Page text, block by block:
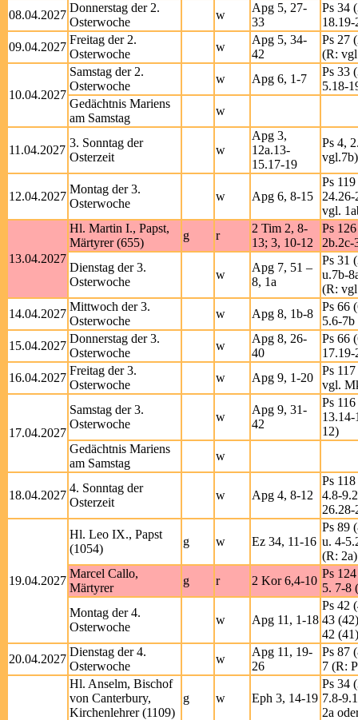
08.04.2027
Donnerstag der 2.
Osterwoche
w
Apg 5, 27-
33
Ps 34
09.04.2027
Freitag der 2.
Osterwoche
w
Apg 5, 34-
42
Ps 27
(R:
10.04.2027
Samstag der 2.
Osterwoche
w Apg 6, 1-7
Ps 33
5.18-
Gedächtnis Mariens
am Samstag
w
11.04.2027
3. Sonntag der
Osterzeit
w
Apg 3,
12a.13-
15.17-19
Ps 4,
vgl.7b)
12.04.2027
Montag der 3.
Osterwoche
w Apg 6, 8-15
Ps
vgl.
13.04.2027
Hl. Martin I., Papst,
Märtyrer (655)
g r
2 Tim 2, 8-
13; 3, 10-12
Ps
2b.2c-
Dienstag der 3.
Osterwoche
w
Apg 7, 51 –
8, 1a
Ps 31
u.7b-
(R:
14.04.2027
Mittwoch der 3.
Osterwoche
w Apg 8, 1b-8
Ps 66
5.6-
15.04.2027
Donnerstag der 3.
Osterwoche
w
Apg 8, 26-
40
Ps 66
16.04.2027
Freitag der 3.
Osterwoche
w Apg 9, 1-20
Ps
vgl.
17.04.2027
Samstag der 3.
Osterwoche
w
Apg 9, 31-
42
Ps
12)
Gedächtnis Mariens
am Samstag
w
18.04.2027
4. Sonntag der
Osterzeit
w Apg 4, 8-12
Ps
4.8-
19.04.2027
Hl. Leo IX., Papst
(1054)
g w Ez 34, 11-16
Ps 89
u. 4-
(R: 2a)
Marcel Callo,
Märtyrer
g r 2 Kor 6,4-10
Ps
5. 7-8
Montag der 4.
Osterwoche
w Apg 11, 1-18
Ps 42
43
42
20.04.2027
Dienstag der 4.
Osterwoche
w
Apg 11, 19-
26
Ps 87
7 (R:
Hl. Anselm, Bischof
von Canterbury,
Kirchenlehrer (1109)
g w Eph 3, 14-19
Ps 34
7.8-
2a